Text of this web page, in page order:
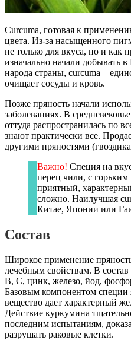
Curcuma, готовая к
цвета. Из-за насыщенного
не только для вкуса, но и
изначально начали добывать
народа страны, curcuma –
очищает сосуды и кровь.
Позже пряность начали
заболеваниях. В
оттуда распространилась по
знают практически все.
другими пряностями
Важно! Специя на
перец чили, с
приятный,
сложно. Наилучшая
Китае, Японии или
Состав
Широкое применение
лечебным свойствам. В
В, С, цинк, железо, йод,
Базовым компонентом специи
вещество дает характерный
Действие куркумина
последним испытаниям,
разрушать раковые клетки.